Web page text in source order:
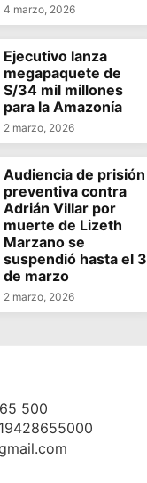
4 marzo, 2026
Ejecutivo lanza
megapaquete de
S/34 mil millones
para la Amazonía
2 marzo, 2026
Audiencia de prisión
preventiva contra
Adrián Villar por
muerte de Lizeth
Marzano se
suspendió hasta el 3
de marzo
2 marzo, 2026
500